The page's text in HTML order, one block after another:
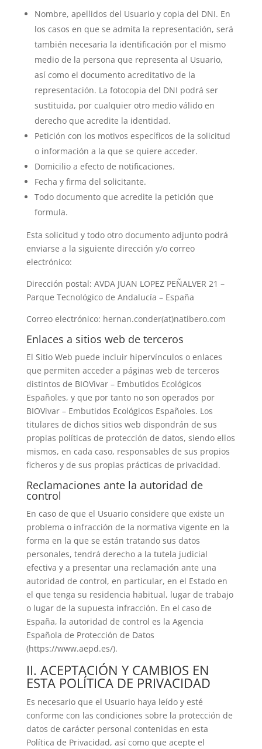
Nombre, apellidos del Usuario y copia del DNI. En
los casos en que se admita la representación, será
también necesaria la identificación por el mismo
medio de la persona que representa al Usuario,
así como el documento acreditativo de la
representación. La fotocopia del DNI podrá ser
sustituida, por cualquier otro medio válido en
derecho que acredite la identidad.
Petición con los motivos específicos de la solicitud
o información a la que se quiere acceder.
Domicilio a efecto de notificaciones.
Fecha y firma del solicitante.
Todo documento que acredite la petición que
formula.
Esta solicitud y todo otro documento adjunto podrá
enviarse a la siguiente dirección y/o correo
electrónico:
Dirección postal: AVDA JUAN LOPEZ PEÑALVER 21 –
Parque Tecnológico de Andalucía – España
Correo electrónico: hernan.conder(at)natibero.com
Enlaces a sitios web de terceros
El Sitio Web puede incluir hipervínculos o enlaces
que permiten acceder a páginas web de terceros
distintos de BIOVivar – Embutidos Ecológicos
Españoles, y que por tanto no son operados por
BIOVivar – Embutidos Ecológicos Españoles. Los
titulares de dichos sitios web dispondrán de sus
propias políticas de protección de datos, siendo ellos
mismos, en cada caso, responsables de sus propios
ficheros y de sus propias prácticas de privacidad.
Reclamaciones ante la autoridad de
control
En caso de que el Usuario considere que existe un
problema o infracción de la normativa vigente en la
forma en la que se están tratando sus datos
personales, tendrá derecho a la tutela judicial
efectiva y a presentar una reclamación ante una
autoridad de control, en particular, en el Estado en
el que tenga su residencia habitual, lugar de trabajo
o lugar de la supuesta infracción. En el caso de
España, la autoridad de control es la Agencia
Española de Protección de Datos
(https://www.aepd.es/).
II. ACEPTACIÓN Y CAMBIOS EN
ESTA POLÍTICA DE PRIVACIDAD
Es necesario que el Usuario haya leído y esté
conforme con las condiciones sobre la protección de
datos de carácter personal contenidas en esta
Política de Privacidad, así como que acepte el